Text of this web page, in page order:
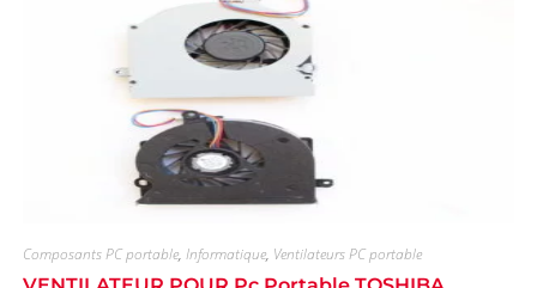
Composants PC portable, Informatique, Ventilateurs PC portable